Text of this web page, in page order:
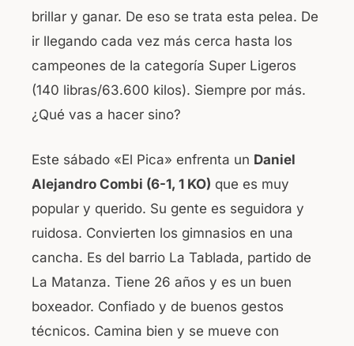
brillar y ganar. De eso se trata esta pelea. De
ir llegando cada vez más cerca hasta los
campeones de la categoría Super Ligeros
(140 libras/63.600 kilos). Siempre por más.
¿Qué vas a hacer sino?
Este sábado «El Pica» enfrenta un Daniel
Alejandro Combi (6-1, 1 KO) que es muy
popular y querido. Su gente es seguidora y
ruidosa. Convierten los gimnasios en una
cancha. Es del barrio La Tablada, partido de
La Matanza. Tiene 26 años y es un buen
boxeador. Confiado y de buenos gestos
técnicos. Camina bien y se mueve con